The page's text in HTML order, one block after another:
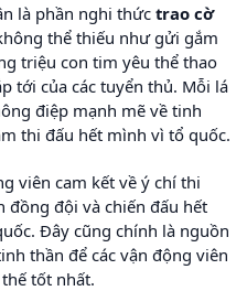
là phần nghi thức trao cờ
thể thiếu như gửi gắm
triệu con tim yêu thể thao
tới của các tuyển thủ. Mỗi lá
điệp mạnh mẽ về tinh
thi đấu hết mình vì tổ quốc.
viên cam kết về ý chí thi
đội và chiến đấu hết
Đây cũng chính là nguồn
thần để các vận động viên
tốt nhất.